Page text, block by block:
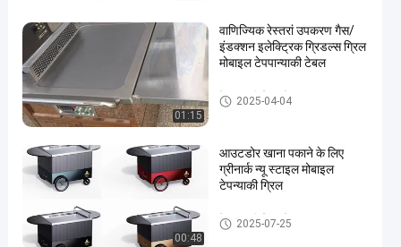
टेबल
ग्रिल
#
टेपपानाकी
ग्रिल
कुकटॉप में
निर्मित
फा
ड
अ
01:15
वाणिज्यिक रेस्तरां उपकरण गैस/
इंडक्शन इलेक्ट्रिक ग्रिडल्स ग्रिल
मोबाइल टेपपान्याकी टेबल
टेपपानाकी ग्रिल टेबल
2025-04-04
00:48
आउटडोर खाना पकाने के लिए
ग्रीनार्क न्यू स्टाइल मोबाइल
टेपन्याकी ग्रिल
टेपपानाकी ग्रिल टेबल
2025-07-25